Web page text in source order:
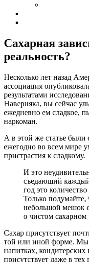
Сахарная
реальность?
Несколько лет назад
ассоциация
результатами
Наверняка, вы сейчас
ежедневно ем сладкое,
наркоман.
А в этой же статье
ежегодно во всем мире
пристрастия к сладкому.
И это
съедающий
год это
Только подумайте,
небольшой мешок
о чистом сахарном
Сахар присутствует
той или иной форме. Мы
напитках,
присутствует даже в